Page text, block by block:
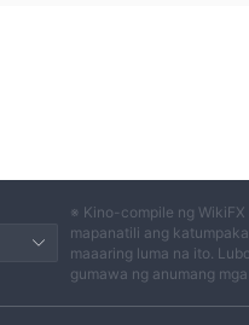
※ Kino-compile ng
mapanatili ang
maaaring luma na ito.
gumawa ng anumang